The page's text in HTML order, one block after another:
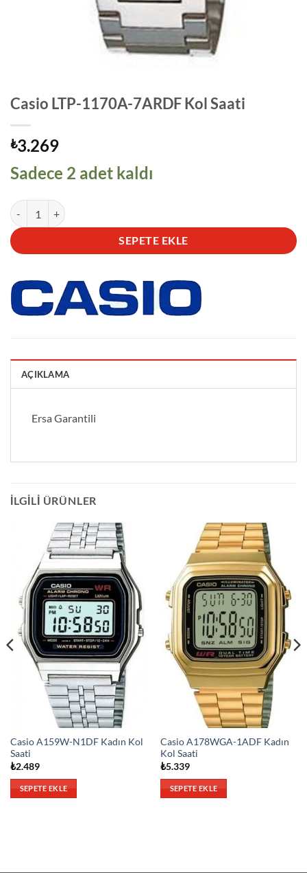
Casio LTP-1170A-7ARDF Kol Saati
₺3.269
Sadece 2 adet kaldı
Casio LTP-1170A-7ARDF Kol Saati adet
SEPETE EKLE
AÇIKLAMA
Ersa Garantili
İLGILI ÜRÜNLER
Casio A159W-N1DF Kadın Kol
Saati
₺2.489
SEPETE EKLE
Casio A178WGA-1ADF Kadın
Kol Saati
₺5.339
SEPETE EKLE